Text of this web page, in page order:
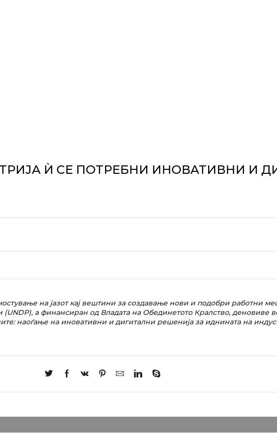
Ѝ СЕ ПОТРЕБНИ ИНОВАТИВНИ И
на јазот кај вештини за создавање нови и подобри работни
а финансиран од Владата на Обединетото Кралство, деновиве
наоѓање на иновативни и дигитални решенија за иднината на